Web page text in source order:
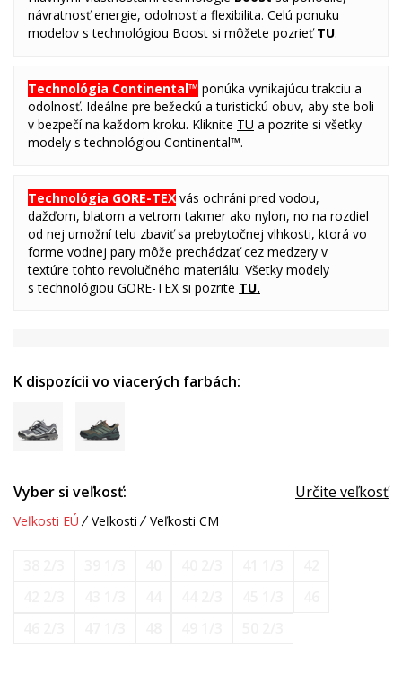
návratnosť energie, odolnosť a flexibilita. Celú ponuku
modelov s technológiou Boost si môžete pozrieťTU.
Technológia Continental™ ponúka vynikajúcu trakciu a
odolnosť. Ideálne pre bežeckú a turistickú obuv, aby ste boli
v bezpečí na každom kroku. Kliknite TU a pozrite si všetky
modely s technológiou Continental™.
Technológia GORE-TEX vás ochráni pred vodou,
dažďom, blatom a vetrom takmer ako nylon, no na rozdiel
od nej umožní telu zbaviť sa prebytočnej vlhkosti, ktorá vo
forme vodnej pary môže prechádzať cez medzery v
textúre tohto revolučného materiálu. Všetky modely
stechnológiou GORE-TEX si pozrite TU.
K dispozícii vo viacerých farbách:
Vyber si veľkosť: Určite veľkosť
Veľkosti EÚ Veľkosti Veľkosti CM